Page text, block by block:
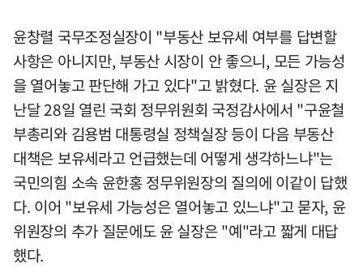
윤창렬 국무조정실장이 "부동산 보유세 여부를 답변할
사항은 아니지만, 부동산 시장이 안 좋으니, 모든 가능성
을 열어놓고 판단해 가고 있다"고 밝혔다. 윤 실장은 지
난달 28일 열린 국회 정무위원회 국정감사에서 "구윤철
부총리와 김용범 대통령실 정책실장 등이 다음 부동산
대책은 보유세라고 언급했는데 어떻게 생각하느냐"는
국민의힘 소속 윤한홍 정무위원장의 질의에 이같이 답했
다. 이어 "보유세 가능성은 열어놓고 있느냐"고 묻자, 윤
위원장의 추가 질문에도 윤 실장은 "예"라고 짧게 대답
했다.